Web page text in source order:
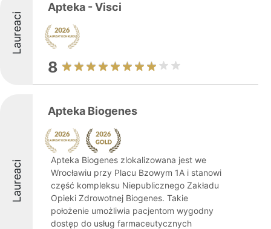
Laureaci
Apteka - Visci
8
Laureaci
Apteka Biogenes
Apteka Biogenes zlokalizowana jest we
Wrocławiu przy Placu Bzowym 1A i stanowi
część kompleksu Niepublicznego Zakładu
Opieki Zdrowotnej Biogenes. Takie
położenie umożliwia pacjentom wygodny
dostęp do usług farmaceutycznych